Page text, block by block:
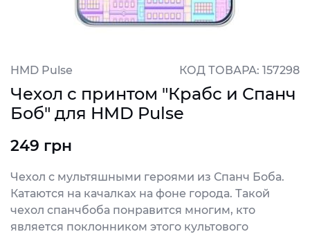
HMD Pulse КОД ТОВАРА: 157298
Чехол с принтом "Крабс и Спанч
Боб" для HMD Pulse
249 грн
Чехол с мультяшными героями из Спанч Боба.
Катаются на качалках на фоне города. Такой
чехол спанчбоба понравится многим, кто
является поклонником этого культового